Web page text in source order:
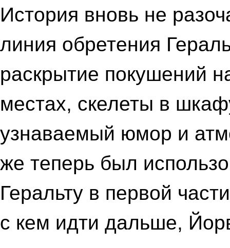
История вновь не
линия обретения
раскрытие покушений
местах, скелеты в
узнаваемый юмор и
же теперь был
Геральту в первой
с кем идти дальше,